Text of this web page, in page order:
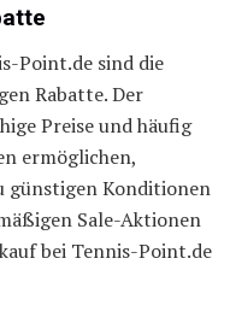
Point.de sind die
Rabatte. Der
Preise und häufig
ermöglichen,
günstigen Konditionen
Sale-Aktionen
bei Tennis-Point.de